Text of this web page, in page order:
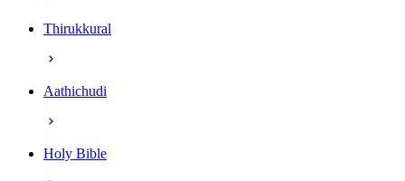
Thirukkural
Aathichudi
Holy Bible